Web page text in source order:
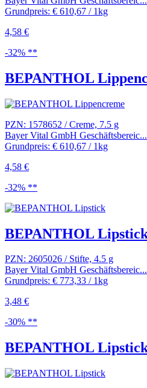
Grundpreis: € 610,67 / 1kg
4,58 €
-32% **
BEPANTHOL
PZN: 1578652 / Creme, 7.5 g
Bayer Vital GmbH Geschäftsbereic...
Grundpreis: € 610,67 / 1kg
4,58 €
-32% **
BEPANTHOL
PZN: 2605026 / Stifte, 4.5 g
Bayer Vital GmbH Geschäftsbereic...
Grundpreis: € 773,33 / 1kg
3,48 €
-30% **
BEPANTHOL